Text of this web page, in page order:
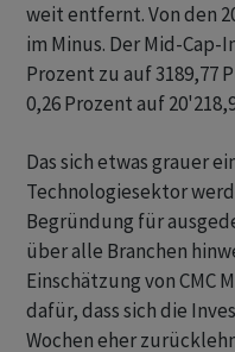
weit entfernt. Von den
im Minus. Der Mid-Cap-
Prozent zu auf 3189,77
0,26 Prozent auf
Das sich etwas grauer
Technologiesektor
Begründung für
über alle Branchen
Einschätzung von CMC
dafür, dass sich die
Wochen eher